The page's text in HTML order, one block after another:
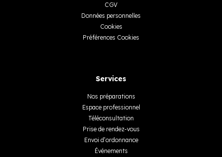
CGV
Données personnelles
Cookies
Préférences Cookies
Services
Nos préparations
Espace professionnel
Téléconsultation
Prise de rendez-vous
Envoi d’ordonnance
Événements